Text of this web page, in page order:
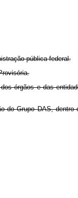
pública federal.
órgãos e das
Grupo DAS, dentro